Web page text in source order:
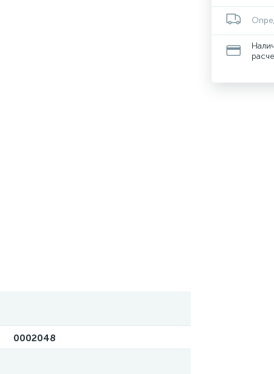
0002048